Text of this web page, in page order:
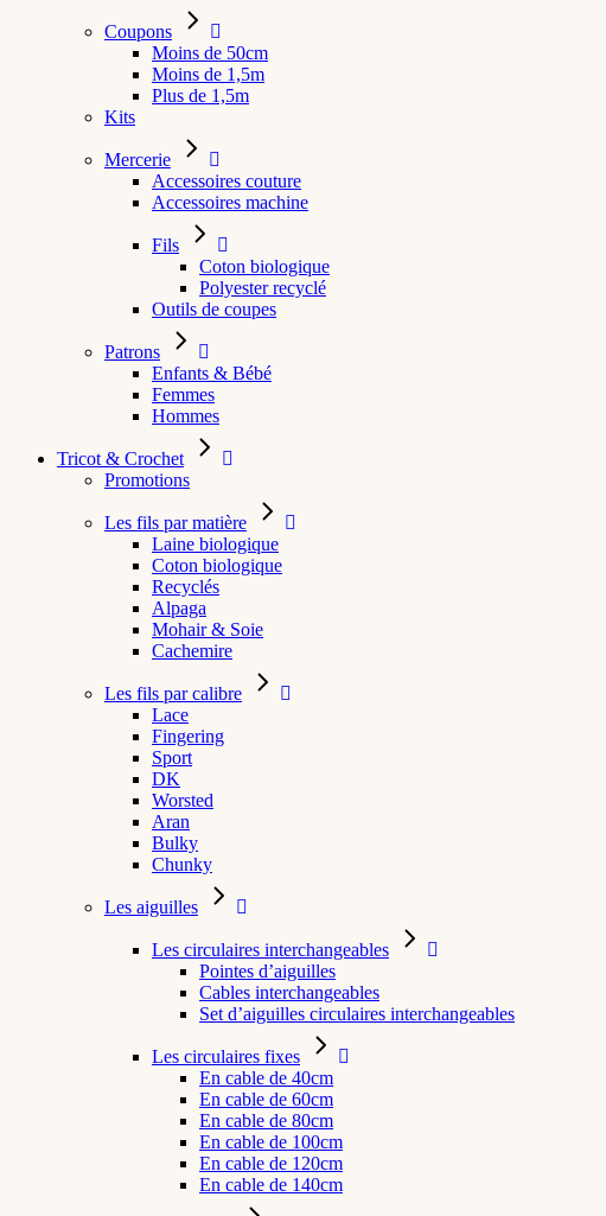
Coupons
Moins de 50cm
Moins de 1,5m
Plus de 1,5m
Kits
Mercerie
Accessoires couture
Accessoires machine
Fils
Coton biologique
Polyester recyclé
Outils de coupes
Patrons
Enfants & Bébé
Femmes
Hommes
Tricot & Crochet
Promotions
Les fils par matière
Laine biologique
Coton biologique
Recyclés
Alpaga
Mohair & Soie
Cachemire
Les fils par calibre
Lace
Fingering
Sport
DK
Worsted
Aran
Bulky
Chunky
Les aiguilles
Les circulaires interchangeables
Pointes d’aiguilles
Cables interchangeables
Set d’aiguilles circulaires interchangeables
Les circulaires fixes
En cable de 40cm
En cable de 60cm
En cable de 80cm
En cable de 100cm
En cable de 120cm
En cable de 140cm